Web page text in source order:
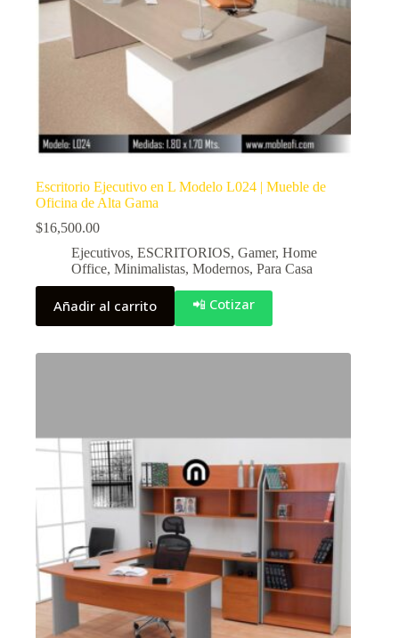
Escritorio Ejecutivo en L Modelo L024 | Mueble de
Oficina de Alta Gama
$16,500.00
Ejecutivos, ESCRITORIOS, Gamer, Home
Office, Minimalistas, Modernos, Para Casa
Añadir al carrito 📲 Cotizar